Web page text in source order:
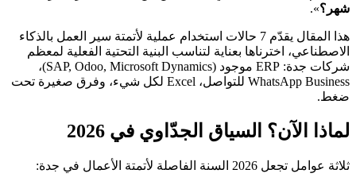
شهر؟ ».
هذا المقال يقدّم 7 حالات استخدام عملية لأتمتة سير العمل بالذكاء
الاصطناعي، اخترناها بعناية لتناسب البنية التحتية الفعلية لمعظم
شركات جدة: ERP موجود (SAP, Odoo, Microsoft Dynamics)،
WhatsApp Business للتواصل، Excel لكل شيء، وفرق صغيرة تحت
ضغط.
لماذا الآن؟ السياق الجدّاوي في 2026
ثلاثة عوامل تجعل 2026 السنة الفاصلة لأتمتة الأعمال في جدة: